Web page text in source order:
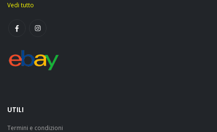
Vedi tutto
UTILI
Termini e condizioni